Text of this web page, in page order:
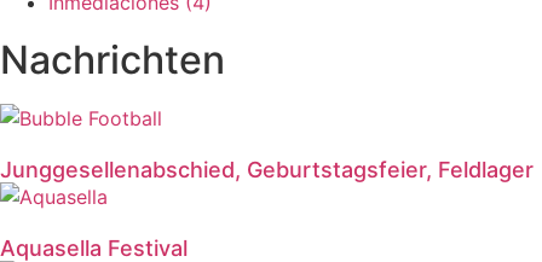
Nachrichten
Junggesellenabschied, Geburtstagsfeier, Feldlager
Aquasella Festival